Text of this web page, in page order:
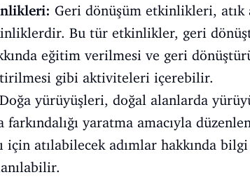
Geri dönüşüm etkinlikleri, atık
Bu tür etkinlikler, geri
eğitim verilmesi ve geri
gibi aktiviteleri içerebilir.
Doğa yürüyüşleri, doğal alanlarda
farkındalığı yaratma amacıyla
için atılabilecek adımlar hakkında